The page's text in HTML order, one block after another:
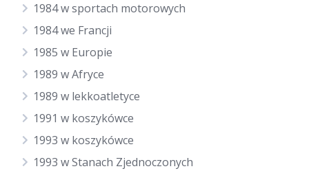
1984 w sportach motorowych
1984 we Francji
1985 w Europie
1989 w Afryce
1989 w lekkoatletyce
1991 w koszykówce
1993 w koszykówce
1993 w Stanach Zjednoczonych